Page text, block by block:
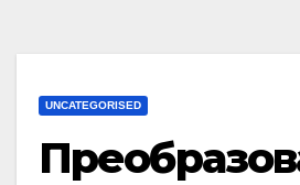
UNCATEGORISED